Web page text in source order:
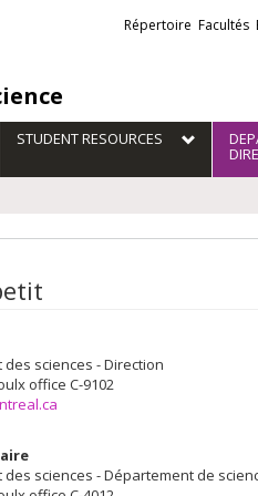
Liens
externes
Répertoire Facultés
STUDENT RESOURCES
sciences - Direction
office C-9102
des sciences - Département de